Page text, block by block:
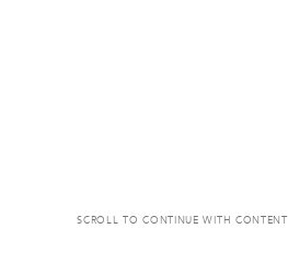
SCROLL TO CONTINUE WITH CONTENT